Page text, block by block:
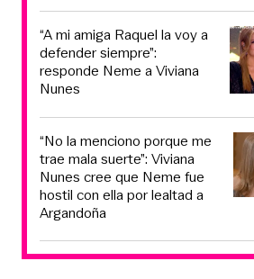
“A mi amiga Raquel la voy a
defender siempre”:
responde Neme a Viviana
Nunes
“No la menciono porque me
trae mala suerte”: Viviana
Nunes cree que Neme fue
hostil con ella por lealtad a
Argandoña